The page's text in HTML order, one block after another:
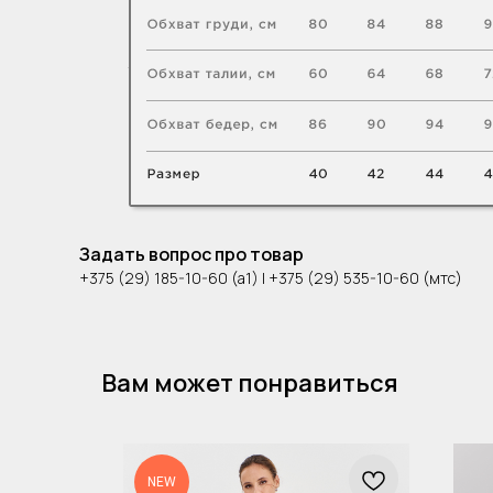
Задать вопрос про товар
+375 (29) 185-10-60 (а1) | +375 (29) 535-10-60 (мтс)
Вам может понравиться
NEW